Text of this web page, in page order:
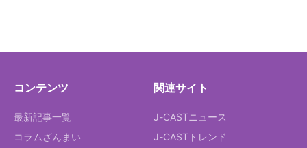
コンテンツ
最新記事一覧
コラムざんまい
関連サイト
J-CASTニュース
J-CASTトレンド